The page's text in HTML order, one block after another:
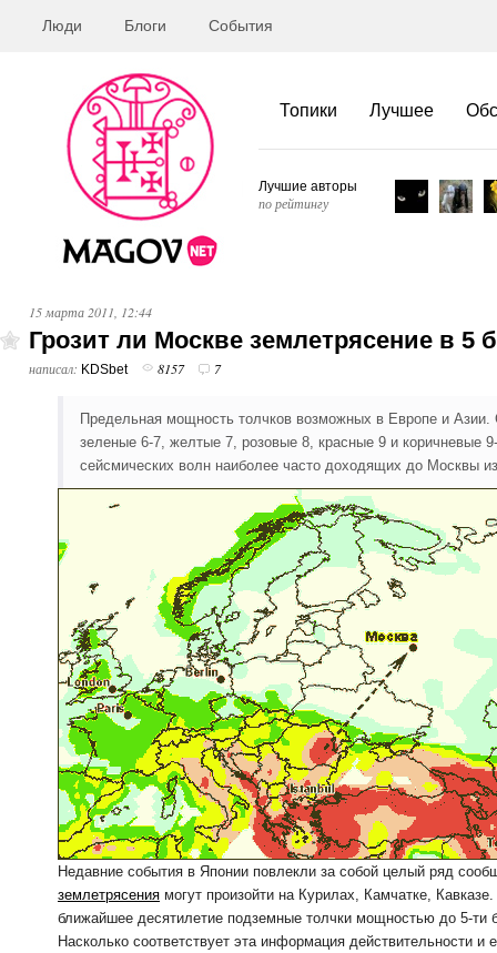
Люди Блоги События
Топики Лучшее
Лучшие авторы
по рейтингу
15 марта 2011, 12:44
Грозит ли Москве землетрясение в
написал: KDSbet 8157 7
Предельная мощность толчков возможных в Европе и
зеленые 6-7, желтые 7, розовые 8, красные 9 и коричневые
сейсмических волн наиболее часто доходящих до Москвы
Недавние события в Японии повлекли за собой целый ряд
землетрясения могут произойти на Курилах, Камчатке,
ближайшее десятилетие подземные толчки мощностью до 5-ти
Насколько соответствует эта информация действительности и